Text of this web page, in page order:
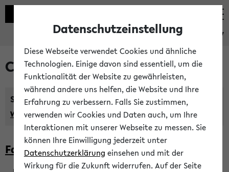
eKVV
Courses taught in English
Semester:
WiSe 2026/2027 SoSe 2026 Previous...
Faculty of Biology
Datenschutzeinstellung
Diese Webseite verwendet Cookies und ähnliche
Technologien. Einige davon sind essentiell, um die
Funktionalität der Website zu gewährleisten,
während andere uns helfen, die Website und Ihre
Erfahrung zu verbessern. Falls Sie zustimmen,
verwenden wir Cookies und Daten auch, um Ihre
Interaktionen mit unserer Webseite zu messen. Sie
können Ihre Einwilligung jederzeit unter
Datenschutzerklärung einsehen und mit der
Wirkung für die Zukunft widerrufen. Auf der Seite